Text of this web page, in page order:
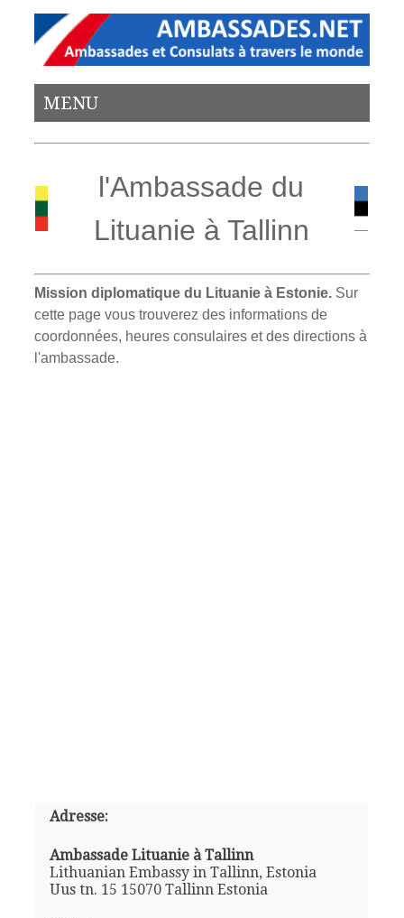
MENU
l'Ambassade du
Lituanie à Tallinn
Mission diplomatique du Lituanie à Estonie. Sur
cette page vous trouverez des informations de
coordonnées, heures consulaires et des directions à
l'ambassade.
Adresse:
Ambassade Lituanie à Tallinn
Lithuanian Embassy in Tallinn, Estonia
Uus tn. 15 15070 Tallinn Estonia